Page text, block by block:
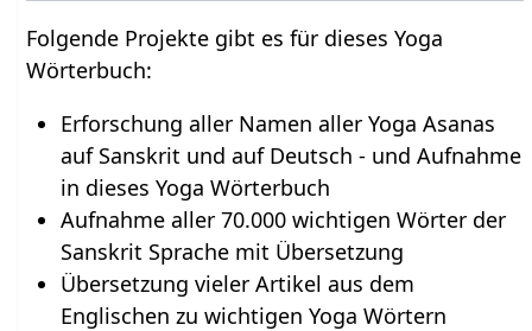
Folgende Projekte gibt es für dieses Yoga
Wörterbuch:
Erforschung aller Namen aller Yoga Asanas
auf Sanskrit und auf Deutsch - und Aufnahme
in dieses Yoga Wörterbuch
Aufnahme aller 70.000 wichtigen Wörter der
Sanskrit Sprache mit Übersetzung
Übersetzung vieler Artikel aus dem
Englischen zu wichtigen Yoga Wörtern